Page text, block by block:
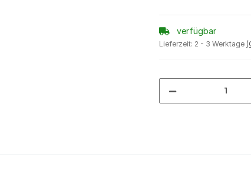
verfügbar
Lieferzeit: 2 - 3 Werktage